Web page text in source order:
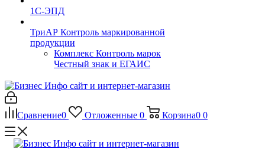
1С-ЭПД
ТриАР Контроль маркированной
продукции
Комплекс Контроль марок
Честный знак и ЕГАИС
Сравнение0 Отложенные 0 Корзина0 0